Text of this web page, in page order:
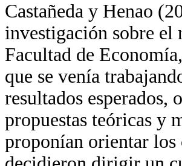
Castañeda y Henao
investigación sobre el
Facultad de
que se venía
resultados esperados,
propuestas teóricas y
proponían orientar los